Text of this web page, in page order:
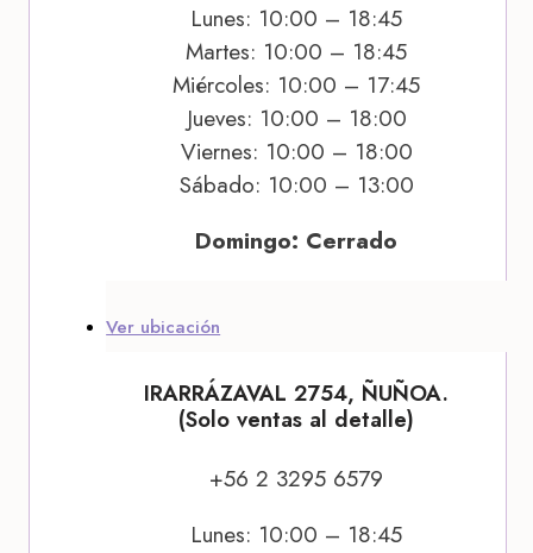
Lunes: 10:00 – 18:45
Martes: 10:00 – 18:45
Miércoles: 10:00 – 17:45
Jueves: 10:00 – 18:00
Viernes: 10:00 – 18:00
Sábado: 10:00 – 13:00
Domingo: Cerrado
Ver ubicación
IRARRÁZAVAL 2754, ÑUÑOA.
(Solo ventas al detalle)
+56 2 3295 6579
Lunes: 10:00 – 18:45